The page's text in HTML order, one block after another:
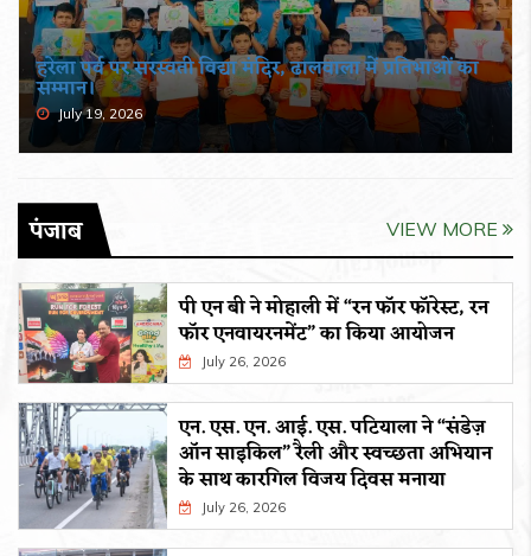
हरेला पर्व पर सरस्वती विद्या मंदिर, ढालवाला में प्रतिभाओं का
सम्मान।
July 19, 2026
पंजाब VIEW MORE
पी एन बी ने मोहाली में “रन फॉर फॉरेस्ट, रन
फॉर एनवायरनमेंट” का किया आयोजन
July 26, 2026
एन. एस. एन. आई. एस. पटियाला ने “संडेज़
ऑन साइकिल” रैली और स्वच्छता अभियान
के साथ कारगिल विजय दिवस मनाया
July 26, 2026